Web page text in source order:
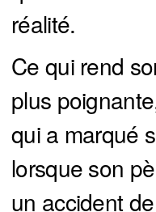
réalité.
Ce qui rend
plus
qui a marqué
lorsque son
un accident